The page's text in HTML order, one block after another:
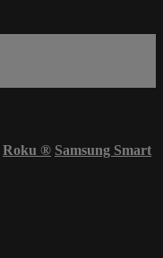
Roku ® Samsung Smart